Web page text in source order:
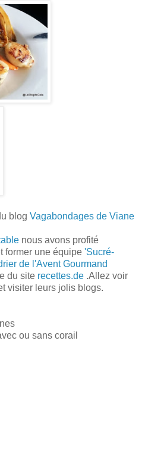
blog Vagabondages de Viane
nous avons profité
former une équipe 'Sucré-
de l'Avent Gourmand
du site recettes.de .Allez voir
visiter leurs jolis blogs.
ou sans corail